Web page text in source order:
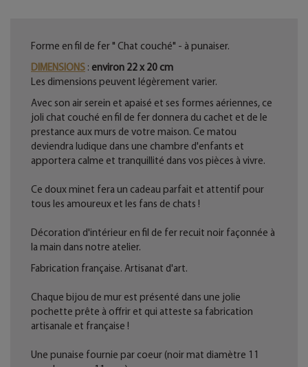
Forme en fil de fer " Chat couché" - à punaiser.
DIMENSIONS : environ 22 x 20 cm
Les dimensions peuvent légèrement varier.
Avec son air serein et apaisé et ses formes aériennes, ce
joli chat couché en fil de fer donnera du cachet et de le
prestance aux murs de votre maison. Ce matou
deviendra ludique dans une chambre d'enfants et
apportera calme et tranquillité dans vos pièces à vivre.
Ce doux minet fera un cadeau parfait et attentif pour
tous les amoureux et les fans de chats !
Décoration d'intérieur en fil de fer recuit noir façonnée à
la main dans notre atelier.
Fabrication française. Artisanat d'art.
Chaque bijou de mur est présenté dans une jolie
pochette prête à offrir et qui atteste sa fabrication
artisanale et française !
Une punaise fournie par coeur (noir mat diamètre 11